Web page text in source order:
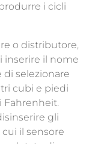
i cicli
o distributore,
inserire il nome
di selezionare
cubi e piedi
Fahrenheit.
gli
il sensore